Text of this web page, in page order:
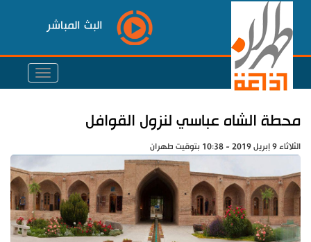
البث المباشر
محطة الشاه عباسي لنزول القوافل
الثلاثاء 9 إبريل 2019 - 10:38 بتوقيت طهران